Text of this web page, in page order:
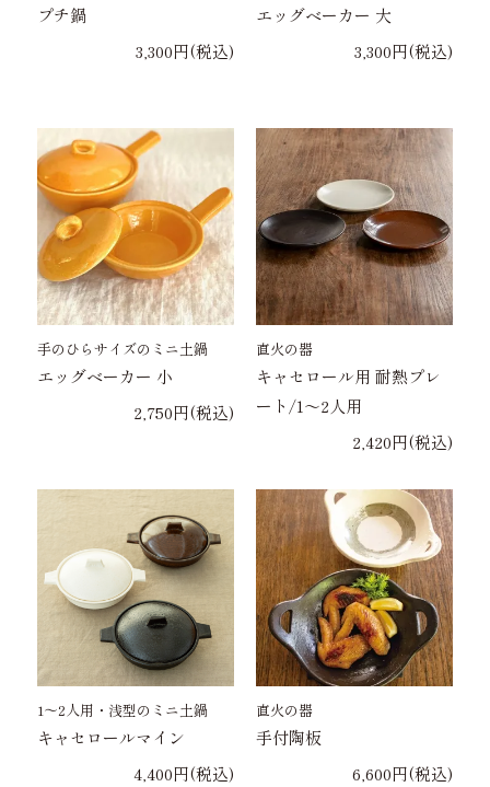
プチ鍋
3,300円(税込)
エッグベーカー 大
3,300円(税込)
手のひらサイズのミニ土鍋
エッグベーカー 小
2,750円(税込)
直火の器
キャセロール用 耐熱プレ
ート/1～2人用
2,420円(税込)
1〜2人用・浅型のミニ土鍋
キャセロールマイン
4,400円(税込)
直火の器
手付陶板
6,600円(税込)